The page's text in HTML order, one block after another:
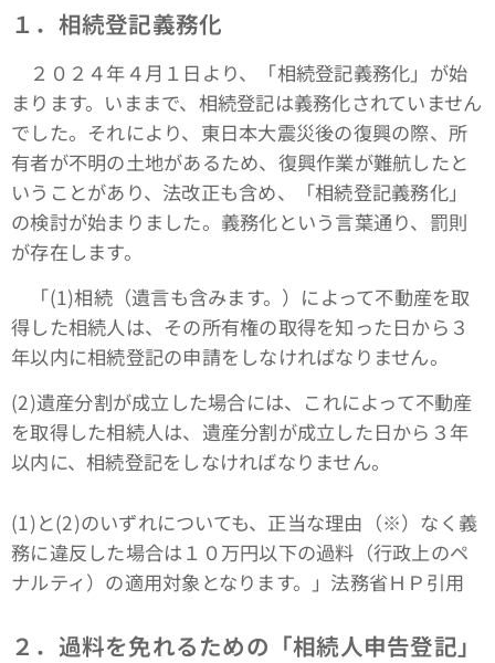
１．相続登記義務化
２０２４年４月１日より、「相続登記義務化」が始
まります。いままで、相続登記は義務化されていません
でした。それにより、東日本大震災後の復興の際、所
有者が不明の土地があるため、復興作業が難航したと
いうことがあり、法改正も含め、「相続登記義務化」
の検討が始まりました。義務化という言葉通り、罰則
が存在します。
「(1)相続（遺言も含みます。）によって不動産を取
得した相続人は、その所有権の取得を知った日から３
年以内に相続登記の申請をしなければなりません。
(2)遺産分割が成立した場合には、これによって不動産
を取得した相続人は、遺産分割が成立した日から３年
以内に、相続登記をしなければなりません。
(1)と(2)のいずれについても、正当な理由（※）なく義
務に違反した場合は１０万円以下の過料（行政上のペ
ナルティ）の適用対象となります。」法務省ＨＰ引用
２．過料を免れるための「相続人申告登記」